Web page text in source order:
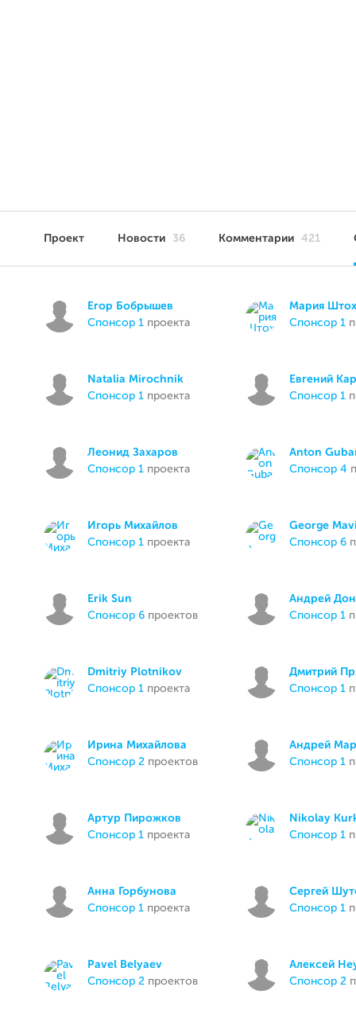
Проект Новости 36 Комментарии 421
Егор Бобрышев
спонсор 1 проекта
Мария Штох
спонсор 1
Natalia Mirochnik
спонсор 1 проекта
Евгений
спонсор 1
Леонид Захаров
спонсор 1 проекта
Anton
спонсор 4
Игорь Михайлов
спонсор 1 проекта
George
спонсор 6
Erik Sun
спонсор 6 проектов
Андрей
спонсор 1
Dmitriy Plotnikov
спонсор 1 проекта
Дмитрий
спонсор 1
Ирина Михайлова
спонсор 2 проектов
Андрей
спонсор 1
Артур Пирожков
спонсор 1 проекта
Nikolay
спонсор 1
Анна Горбунова
спонсор 1 проекта
Сергей
спонсор 1
Pavel Belyaev
спонсор 2 проектов
Алексей
спонсор 2